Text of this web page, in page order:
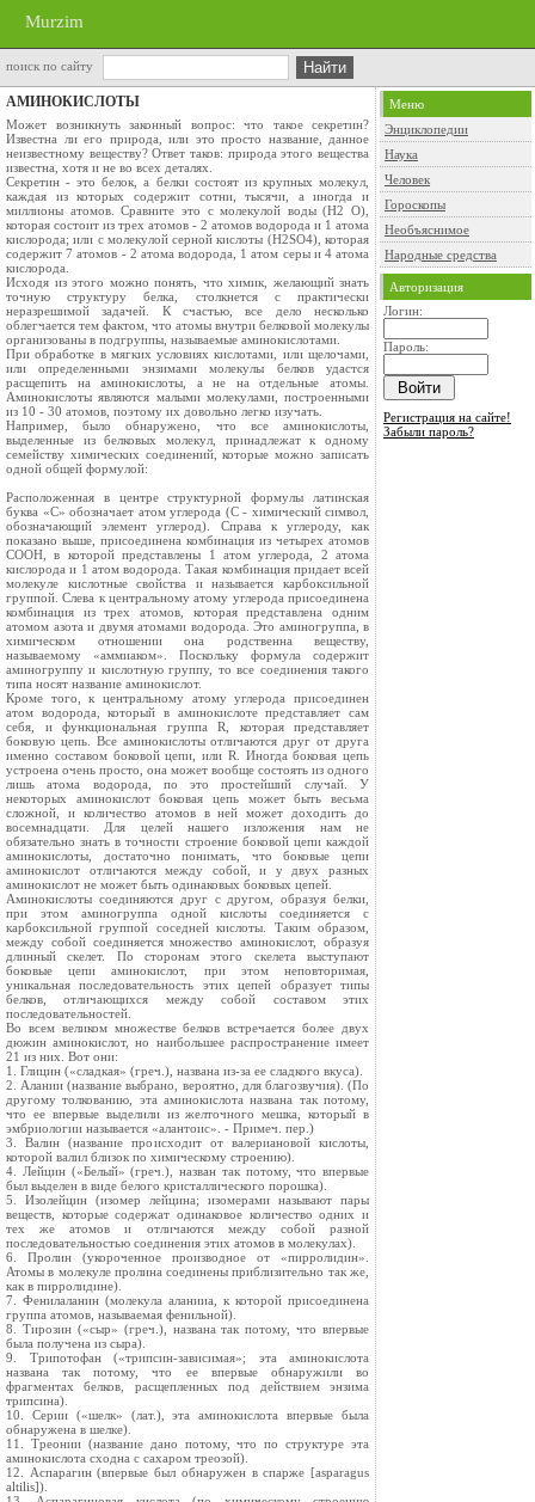
Murzim
поиск по сайту
АМИНОКИСЛОТЫ
Может возникнуть законный вопрос: что такое секретин?
Известна ли его природа, или это просто название, данное
неизвестному веществу? Ответ таков: природа этого вещества
известна, хотя и не во всех деталях.
Секретин - это белок, а белки состоят из крупных молекул,
каждая из которых содержит сотни, тысячи, а иногда и
миллионы атомов. Сравните это с молекулой воды (Н2 О),
которая состоит из трех атомов - 2 атомов водорода и 1 атома
кислорода; или с молекулой серной кислоты (H2SO4), которая
содержит 7 атомов - 2 атома водорода, 1 атом серы и 4 атома
кислорода.
Исходя из этого можно понять, что химик, желающий знать
точную структуру белка, столкнется с практически
неразрешимой задачей. К счастью, все дело несколько
облегчается тем фактом, что атомы внутри белковой молекулы
организованы в подгруппы, называемые аминокислотами.
При обработке в мягких условиях кислотами, или щелочами,
или определенными энзимами молекулы белков удастся
расщепить на аминокислоты, а не на отдельные атомы.
Аминокислоты являются малыми молекулами, построенными
из 10 - 30 атомов, поэтому их довольно легко изучать.
Например, было обнаружено, что все аминокислоты,
выделенные из белковых молекул, принадлежат к одному
семейству химических соединений, которые можно записать
одной общей формулой:
Расположенная в центре структурной формулы латинская
буква «С» обозначает атом углерода (С - химический символ,
обозначающий элемент углерод). Справа к углероду, как
показано выше, присоединена комбинация из четырех атомов
СООН, в которой представлены 1 атом углерода, 2 атома
кислорода и 1 атом водорода. Такая комбинация придает всей
молекуле кислотные свойства и называется карбоксильной
группой. Слева к центральному атому углерода присоединена
комбинация из трех атомов, которая представлена одним
атомом азота и двумя атомами водорода. Это аминогруппа, в
химическом отношении она родственна веществу,
называемому «аммиаком». Поскольку формула содержит
аминогруппу и кислотную группу, то все соединения такого
типа носят название аминокислот.
Кроме того, к центральному атому углерода присоединен
атом водорода, который в аминокислоте представляет сам
себя, и функциональная группа R, которая представляет
боковую цепь. Все аминокислоты отличаются друг от друга
именно составом боковой цепи, или R. Иногда боковая цепь
устроена очень просто, она может вообще состоять из одного
лишь атома водорода, по это простейший случай. У
некоторых аминокислот боковая цепь может быть весьма
сложной, и количество атомов в ней может доходить до
восемнадцати. Для целей нашего изложения нам не
обязательно знать в точности строение боковой цепи каждой
аминокислоты, достаточно понимать, что боковые цепи
аминокислот отличаются между собой, и у двух разных
аминокислот не может быть одинаковых боковых цепей.
Аминокислоты соединяются друг с другом, образуя белки,
при этом аминогруппа одной кислоты соединяется с
карбоксильной группой соседней кислоты. Таким образом,
между собой соединяется множество аминокислот, образуя
длинный скелет. По сторонам этого скелета выступают
боковые цепи аминокислот, при этом неповторимая,
уникальная последовательность этих цепей образует типы
белков, отличающихся между собой составом этих
последовательностей.
Во всем великом множестве белков встречается более двух
дюжин аминокислот, но наибольшее распространение имеет
21 из них. Вот они:
1. Глицин («сладкая» (греч.), названа из-за ее сладкого вкуса).
2. Алании (название выбрано, вероятно, для благозвучия). (По
другому толкованию, эта аминокислота названа так потому,
что ее впервые выделили из желточного мешка, который в
эмбриологии называется «алантоис». - Примеч. пер.)
3. Валин (название происходит от валериановой кислоты,
которой валил близок по химическому строению).
4. Лейцин («Белый» (греч.), назван так потому, что впервые
был выделен в виде белого кристаллического порошка).
5. Изолейцин (изомер лейцина; изомерами называют пары
веществ, которые содержат одинаковое количество одних и
тех же атомов и отличаются между собой разной
последовательностью соединения этих атомов в молекулах).
6. Пролин (укороченное производное от «пирролидин».
Атомы в молекуле пролина соединены приблизительно так же,
как в пирролидине).
7. Фенилаланин (молекула аланииа, к которой присоединена
группа атомов, называемая фенильной).
8. Тирозин («сыр» (греч.), названа так потому, что впервые
была получена из сыра).
9. Трипотофан («трипсин-зависимая»; эта аминокислота
названа так потому, что ее впервые обнаружили во
фрагментах белков, расщепленных под действием энзима
трипсина).
10. Серии («шелк» (лат.), эта аминокислота впервые была
обнаружена в шелке).
11. Треонии (название дано потому, что по структуре эта
аминокислота сходна с сахаром треозой).
12. Аспарагин (впервые был обнаружен в спарже [asparagus
altilis]).
Меню
Энциклопедии
Наука
Человек
Гороскопы
Необъяснимое
Народные средства
Авторизация
Логин:
Пароль:
Регистрация на сайте!
Забыли пароль?